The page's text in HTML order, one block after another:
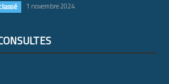
1 novembre 2024